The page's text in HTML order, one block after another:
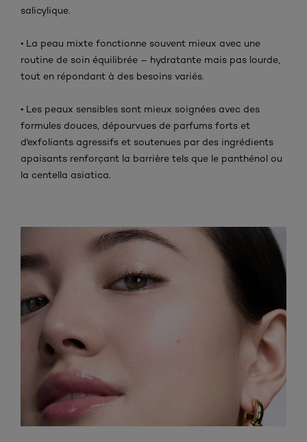
salicylique.
• La peau mixte fonctionne souvent mieux avec une
routine de soin équilibrée – hydratante mais pas lourde,
tout en répondant à des besoins variés.
• Les peaux sensibles sont mieux soignées avec des
formules douces, dépourvues de parfums forts et
d'exfoliants agressifs et soutenues par des ingrédients
apaisants renforçant la barrière tels que le panthénol ou
la centella asiatica.